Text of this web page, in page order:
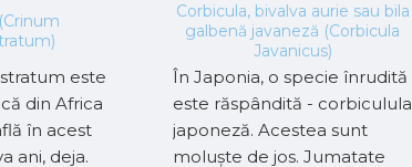
este
din Africa
în acest
ani, deja.
Corbicula, bivalva aurie sau bila
galbenă javaneză (Corbicula
Javanicus)
În Japonia, o specie înrudită
este răspândită - corbiculula
japoneză. Acestea sunt
moluște de jos. Jumatate